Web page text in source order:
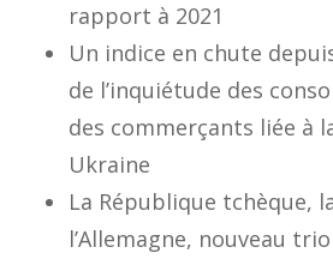
rapport à 2021
Un indice en chute
de l’inquiétude des
des commerçants liée à
Ukraine
La République tchèque,
l’Allemagne, nouveau